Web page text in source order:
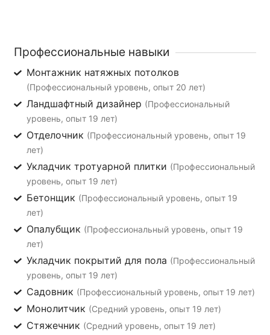
Профессиональные навыки
Монтажник натяжных потолков
(Профессиональный уровень, опыт 20 лет)
Ландшафтный дизайнер (Профессиональный
уровень, опыт 19 лет)
Отделочник (Профессиональный уровень, опыт 19
лет)
Укладчик тротуарной плитки (Профессиональный
уровень, опыт 19 лет)
Бетонщик (Профессиональный уровень, опыт 19
лет)
Опалубщик (Профессиональный уровень, опыт 19
лет)
Укладчик покрытий для пола (Профессиональный
уровень, опыт 19 лет)
Садовник (Профессиональный уровень, опыт 19 лет)
Монолитчик (Средний уровень, опыт 19 лет)
Стяжечник (Средний уровень, опыт 19 лет)